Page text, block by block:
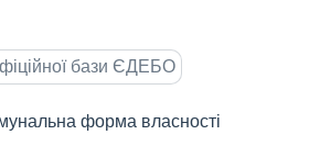
бази ЄДЕБО
форма власності